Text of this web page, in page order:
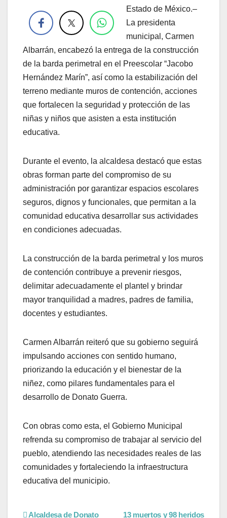
Estado de México.–
La presidenta
municipal, Carmen
Albarrán, encabezó la entrega de la construcción
de la barda perimetral en el Preescolar “Jacobo
Hernández Marín”, así como la estabilización del
terreno mediante muros de contención, acciones
que fortalecen la seguridad y protección de las
niñas y niños que asisten a esta institución
educativa.
Durante el evento, la alcaldesa destacó que estas
obras forman parte del compromiso de su
administración por garantizar espacios escolares
seguros, dignos y funcionales, que permitan a la
comunidad educativa desarrollar sus actividades
en condiciones adecuadas.
La construcción de la barda perimetral y los muros
de contención contribuye a prevenir riesgos,
delimitar adecuadamente el plantel y brindar
mayor tranquilidad a madres, padres de familia,
docentes y estudiantes.
Carmen Albarrán reiteró que su gobierno seguirá
impulsando acciones con sentido humano,
priorizando la educación y el bienestar de la
niñez, como pilares fundamentales para el
desarrollo de Donato Guerra.
Con obras como esta, el Gobierno Municipal
refrenda su compromiso de trabajar al servicio del
pueblo, atendiendo las necesidades reales de las
comunidades y fortaleciendo la infraestructura
educativa del municipio.
13 muertos y 98 heridos
Alcaldesa de Donato